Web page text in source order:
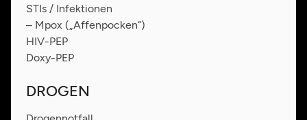
STIs / Infektionen
– Mpox („Affenpocken“)
HIV-PEP
Doxy-PEP
DROGEN